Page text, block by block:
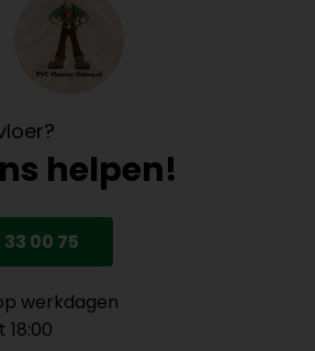
helpen!
33 00 75
werkdagen
18:00